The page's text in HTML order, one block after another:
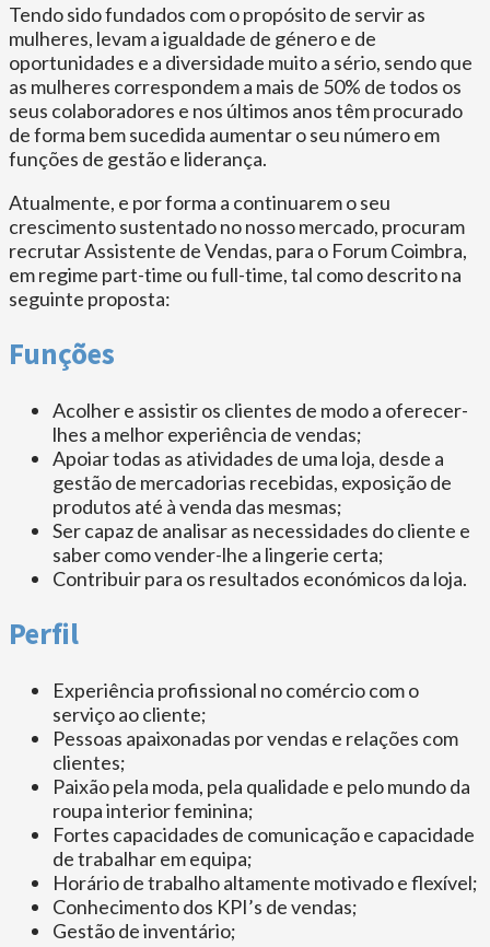
Tendo sido fundados com o propósito de servir as
mulheres, levam a igualdade de género e de
oportunidades e a diversidade muito a sério, sendo que
as mulheres correspondem a mais de 50% de todos os
seus colaboradores e nos últimos anos têm procurado
de forma bem sucedida aumentar o seu número em
funções de gestão e liderança.
Atualmente, e por forma a continuarem o seu
crescimento sustentado no nosso mercado, procuram
recrutar Assistente de Vendas, para o Forum Coimbra,
em regime part-time ou full-time, tal como descrito na
seguinte proposta:
Funções
Acolher e assistir os clientes de modo a oferecer-
lhes a melhor experiência de vendas;
Apoiar todas as atividades de uma loja, desde a
gestão de mercadorias recebidas, exposição de
produtos até à venda das mesmas;
Ser capaz de analisar as necessidades do cliente e
saber como vender-lhe a lingerie certa;
Contribuir para os resultados económicos da loja.
Perfil
Experiência profissional no comércio com o
serviço ao cliente;
Pessoas apaixonadas por vendas e relações com
clientes;
Paixão pela moda, pela qualidade e pelo mundo da
roupa interior feminina;
Fortes capacidades de comunicação e capacidade
de trabalhar em equipa;
Horário de trabalho altamente motivado e flexível;
Conhecimento dos KPI’s de vendas;
Gestão de inventário;